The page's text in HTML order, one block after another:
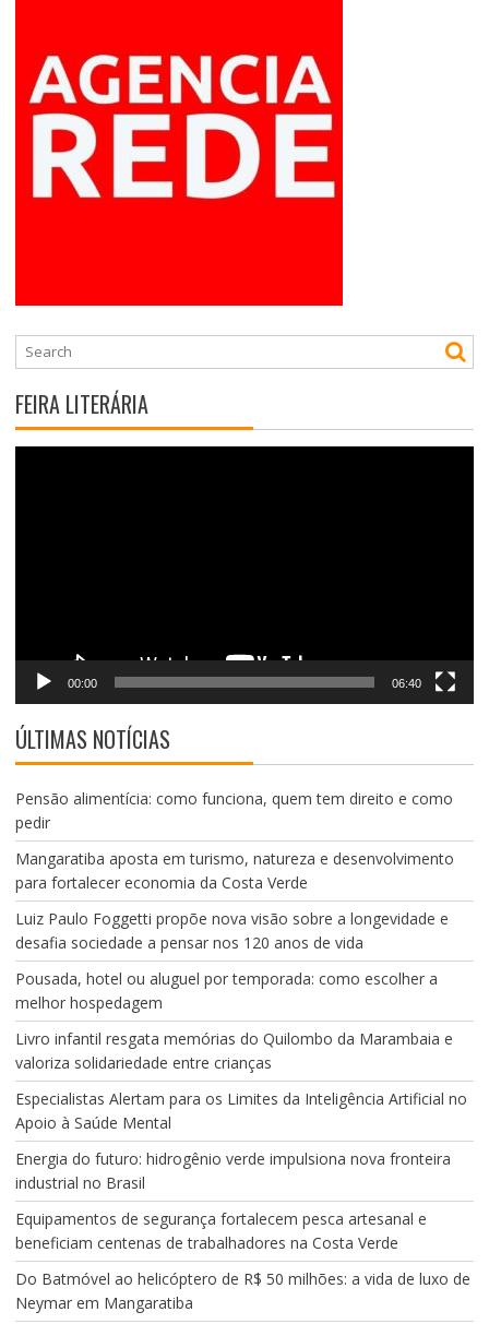
FEIRA LITERÁRIA
00:00 06:40
ÚLTIMAS NOTÍCIAS
Pensão alimentícia: como funciona, quem tem direito e como
pedir
Mangaratiba aposta em turismo, natureza e desenvolvimento
para fortalecer economia da Costa Verde
Luiz Paulo Foggetti propõe nova visão sobre a longevidade e
desafia sociedade a pensar nos 120 anos de vida
Pousada, hotel ou aluguel por temporada: como escolher a
melhor hospedagem
Livro infantil resgata memórias do Quilombo da Marambaia e
valoriza solidariedade entre crianças
Especialistas Alertam para os Limites da Inteligência Artificial no
Apoio à Saúde Mental
Energia do futuro: hidrogênio verde impulsiona nova fronteira
industrial no Brasil
Equipamentos de segurança fortalecem pesca artesanal e
beneficiam centenas de trabalhadores na Costa Verde
Do Batmóvel ao helicóptero de R$ 50 milhões: a vida de luxo de
Neymar em Mangaratiba